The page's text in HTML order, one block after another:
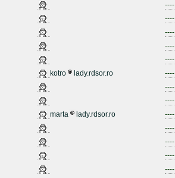
----
----
----
----
----
kotro lady.rdsor.ro ----
----
----
marta lady.rdsor.ro ----
----
----
----
----